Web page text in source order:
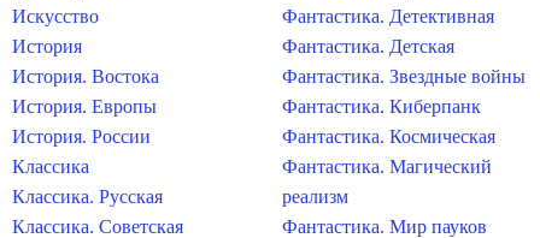
Искусство
История
История. Востока
История. Европы
История. России
Классика
Классика. Русская
Классика. Советская
Фантастика. Детективная
Фантастика. Детская
Фантастика. Звездные войны
Фантастика. Киберпанк
Фантастика. Космическая
Фантастика. Магический
реализм
Фантастика. Мир пауков